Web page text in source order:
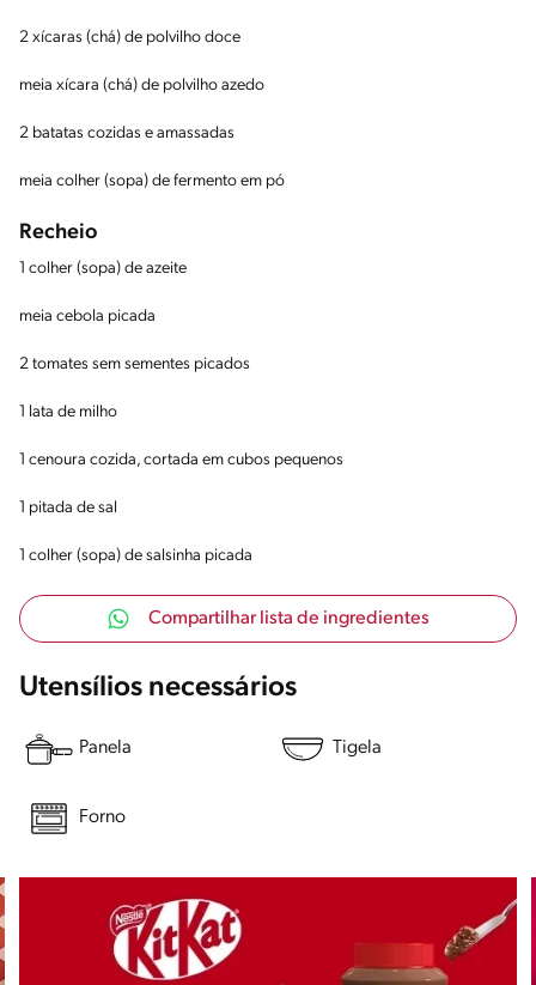
2 xícaras (chá) de polvilho doce
meia xícara (chá) de polvilho azedo
2 batatas cozidas e amassadas
meia colher (sopa) de fermento em pó
Recheio
1 colher (sopa) de azeite
meia cebola picada
2 tomates sem sementes picados
1 lata de milho
1 cenoura cozida, cortada em cubos pequenos
1 pitada de sal
1 colher (sopa) de salsinha picada
Compartilhar lista de ingredientes
Utensílios necessários
Panela Tigela
Forno